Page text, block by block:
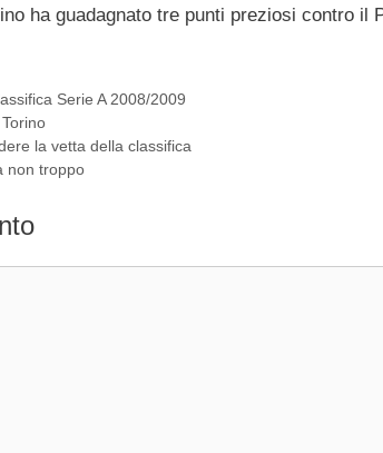
ha guadagnato tre punti preziosi contro il
Serie A 2008/2009
Torino
la vetta della classifica
non troppo